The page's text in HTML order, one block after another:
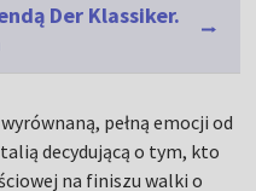
Der Klassiker.
pełną emocji od
decydującą o tym, kto
na finiszu walki o